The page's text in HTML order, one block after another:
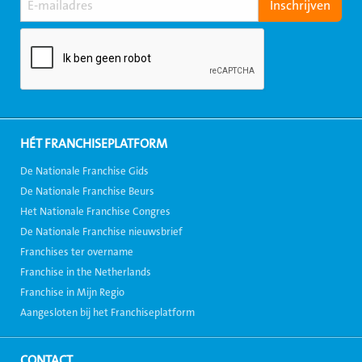
HÉT FRANCHISEPLATFORM
De Nationale Franchise Gids
De Nationale Franchise Beurs
Het Nationale Franchise Congres
De Nationale Franchise nieuwsbrief
Franchises ter overname
Franchise in the Netherlands
Franchise in Mijn Regio
Aangesloten bij het Franchiseplatform